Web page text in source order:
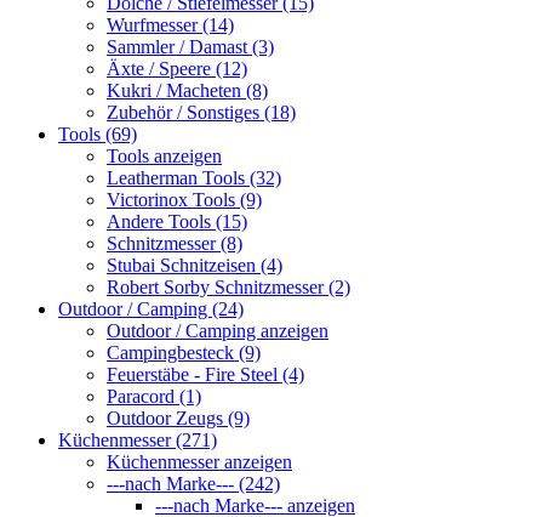
Wurfmesser (14)
Sammler / Damast (3)
Äxte / Speere (12)
Kukri / Macheten (8)
Zubehör / Sonstiges (18)
Tools (69)
Tools anzeigen
Leatherman Tools (32)
Victorinox Tools (9)
Andere Tools (15)
Schnitzmesser (8)
Stubai Schnitzeisen (4)
Robert Sorby Schnitzmesser (2)
Outdoor / Camping (24)
Outdoor / Camping anzeigen
Campingbesteck (9)
Feuerstäbe - Fire Steel (4)
Paracord (1)
Outdoor Zeugs (9)
Küchenmesser (271)
Küchenmesser anzeigen
---nach Marke--- (242)
---nach Marke--- anzeigen